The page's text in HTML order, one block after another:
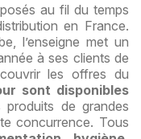
au fil du temps
en France.
l’enseigne met un
à ses clients de
les offres du
sont disponibles
de grandes
concurrence. Tous